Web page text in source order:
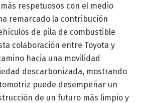
respetuosos con el medio
remarcado la contribución
de pila de combustible
colaboración entre Toyota y
hacia una movilidad
descarbonizada, mostrando
puede desempeñar un
de un futuro más limpio y